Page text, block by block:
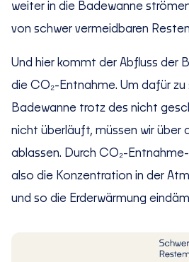
weiter in die Badewanne
von schwer vermeidbaren
Und hier kommt der Abfluss der
die CO₂-Entnahme. Um dafür zu
Badewanne trotz des nicht
nicht überläuft, müssen wir über
ablassen. Durch CO₂-
also die Konzentration in der
und so die Erderwärmung